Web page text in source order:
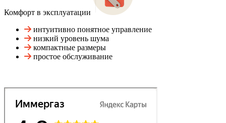
Комфорт в эксплуатации
интуитивно понятное управление
низкий уровень шума
компактные размеры
простое обслуживание